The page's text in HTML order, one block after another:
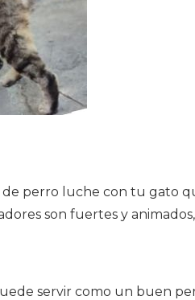
de perro luche con tu gato
son fuertes y
servir como un buen